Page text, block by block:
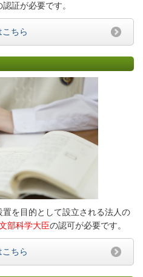
証が必要です。
ちら
を目的として設立される法人の
部科学大臣の認可が必要です。
ちら